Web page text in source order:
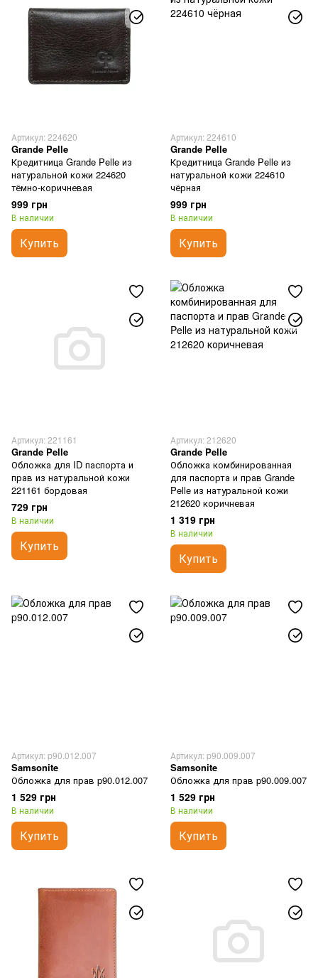
Артикул: 224620
Grande Pelle
Кредитница Grande Pelle из
натуральной кожи 224620
тёмно-коричневая
999 грн
В наличии
Купить
Артикул: 224610
Grande Pelle
Кредитница Grande Pelle из
натуральной кожи 224610
чёрная
999 грн
В наличии
Купить
Артикул: 221161
Grande Pelle
Обложка для ID паспорта и
прав из натуральной кожи
221161 бордовая
729 грн
В наличии
Купить
Артикул: 212620
Grande Pelle
Обложка комбинированная
для паспорта и прав Grande
Pelle из натуральной кожи
212620 коричневая
1 319 грн
В наличии
Купить
Артикул: p90.012.007
Samsonite
Обложка для прав p90.012.007
1 529 грн
В наличии
Купить
Артикул: p90.009.007
Samsonite
Обложка для прав p90.009.007
1 529 грн
В наличии
Купить